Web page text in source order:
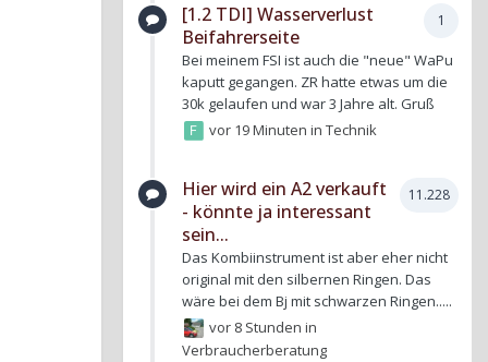
1
[1.2 TDI] Wasserverlust
Beifahrerseite
Bei meinem FSI ist auch die "neue" WaPu
kaputt gegangen. ZR hatte etwas um die
30k gelaufen und war 3 Jahre alt. Gruß
vor 19 MinuteninTechnik
11.228
Hier wird ein A2 verkauft
- könnte ja interessant
sein...
Das Kombiinstrument ist aber eher nicht
original mit den silbernen Ringen. Das
wäre bei dem Bj mit schwarzen Ringen.....
vor 8 Stunden in
Verbraucherberatung